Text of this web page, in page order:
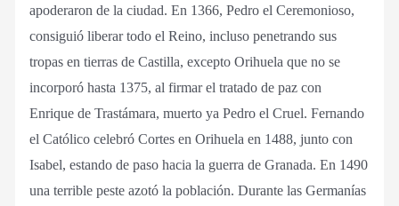
apoderaron de la ciudad. En 1366, Pedro el Ceremonioso,
consiguió liberar todo el Reino, incluso penetrando sus
tropas en tierras de Castilla, excepto Orihuela que no se
incorporó hasta 1375, al firmar el tratado de paz con
Enrique de Trastámara, muerto ya Pedro el Cruel. Fernando
el Católico celebró Cortes en Orihuela en 1488, junto con
Isabel, estando de paso hacia la guerra de Granada. En 1490
una terrible peste azotó la población. Durante las Germanías